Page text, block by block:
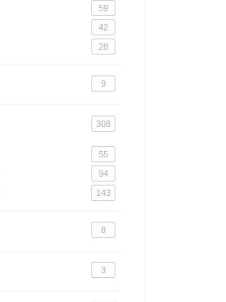
59
42
28
9
308
55
94
143
8
3